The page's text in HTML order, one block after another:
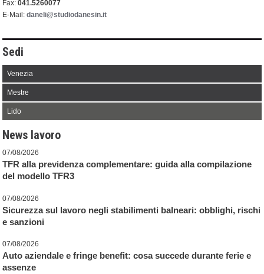
Fax:041.5260077
E-Mail:daneli@studiodanesin.it
Sedi
Venezia
Mestre
Lido
News lavoro
07/08/2026
TFR alla previdenza complementare: guida alla compilazione
del modello TFR3
07/08/2026
Sicurezza sul lavoro negli stabilimenti balneari: obblighi, rischi
e sanzioni
07/08/2026
Auto aziendale e fringe benefit: cosa succede durante ferie e
assenze